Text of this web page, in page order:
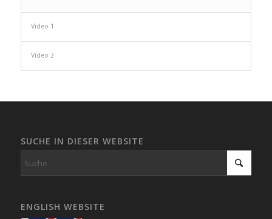
Video 1
Video 2
SUCHE IN DIESER WEBSITE
ENGLISH WEBSITE